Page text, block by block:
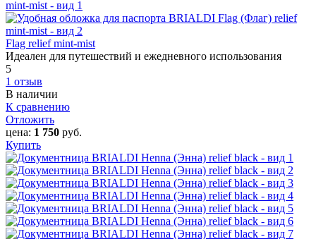
Flag relief mint-mist
Идеален для путешествий и ежедневного использования
5
1 отзыв
В наличии
К сравнению
Отложить
цена: 1 750 руб.
Купить